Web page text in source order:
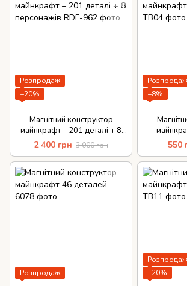
Розпродаж
−20%
Магнітний конструктор
майнкрафт – 201 деталі + 8
персонажів
2 400 грн 3 000 грн
Розпродаж
−8%
550
Розпродаж
Розпродаж
−20%